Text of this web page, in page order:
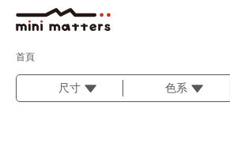
首頁
尺寸 色系